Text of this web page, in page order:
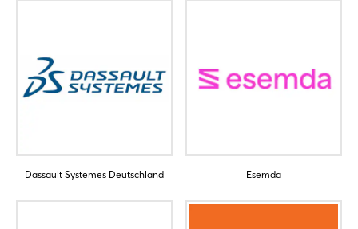
Dassault Systemes Deutschland Esemda